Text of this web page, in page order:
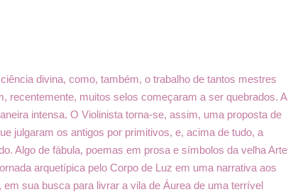
divina, como, também, o trabalho de tantos mestres
recentemente, muitos selos começaram a ser quebrados. A
intensa. O Violinista torna-se, assim, uma proposta de
julgaram os antigos por primitivos, e, acima de tudo, a
Algo de fábula, poemas em prosa e símbolos da velha Arte
arquetípica pelo Corpo de Luz em uma narrativa aos
sua busca para livrar a vila de Áurea de uma terrível